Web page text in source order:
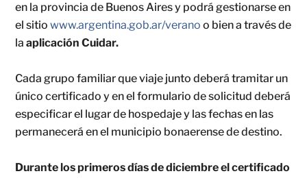
en la provincia de Buenos Aires y podrá gestionarse en
el sitiowww.argentina.gob.ar/verano o bien a través de
laaplicación Cuidar.
Cada grupo familiar que viaje junto deberá tramitar un
único certificado y en el formulario de solicitud deberá
especificar el lugar de hospedaje y las fechas en las
permanecerá en el municipio bonaerense de destino.
Durante los primeros días de diciembre el certificado